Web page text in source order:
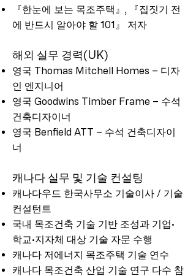
『한눈에 보는 목조주택』, 『집짓기 전
에 반드시 알아야 할 101』 저자
해외 실무 경력(UK)
영국 Thomas Mitchell Homes – 디자
인 엔지니어
영국 Goodwins Timber Frame – 수석
건축디자이너
영국 Benfield ATT – 수석 건축디자이
너
캐나다 실무 및 기술 컨설팅
캐나다우드 한국사무소 기술이사 / 기술
컨설턴트
국내 목조건축 기술 기반 조성과 기업·
학교·지자체 대상 기술 자문 수행
캐나다 저에너지 목조주택 기술 연수
​캐나다 목조건축 산업 기술 연구 다수 참